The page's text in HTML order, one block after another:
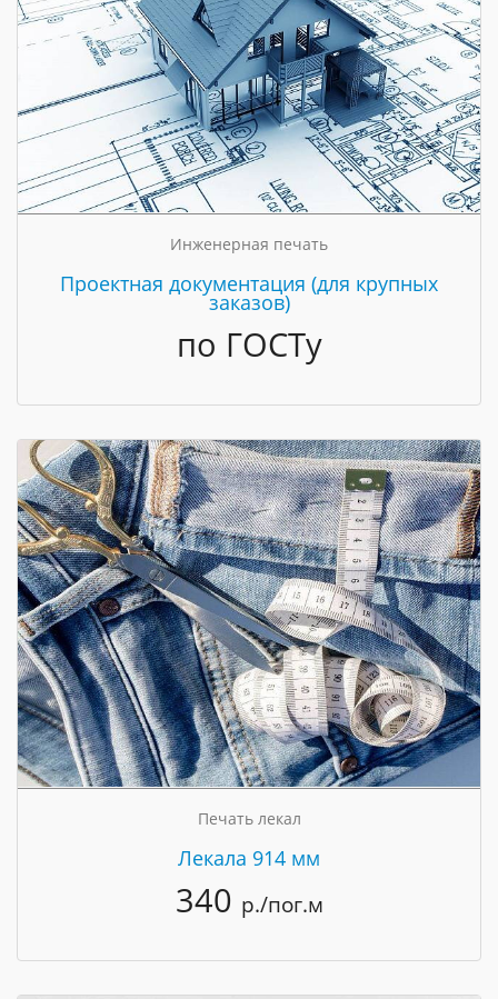
Инженерная печать
Проектная документация (для крупных
заказов)
по ГОСТу
Печать лекал
Лекала 914 мм
340 р./пог.м